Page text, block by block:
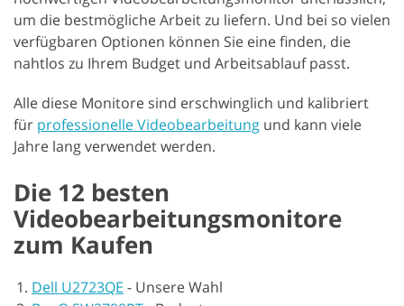
um die bestmögliche Arbeit zu liefern. Und bei so vielen
verfügbaren Optionen können Sie eine finden, die
nahtlos zu Ihrem Budget und Arbeitsablauf passt.
Alle diese Monitore sind erschwinglich und kalibriert
für professionelle Videobearbeitung und kann viele
Jahre lang verwendet werden.
Die 12 besten
Videobearbeitungsmonitore
zum Kaufen
Dell U2723QE - Unsere Wahl